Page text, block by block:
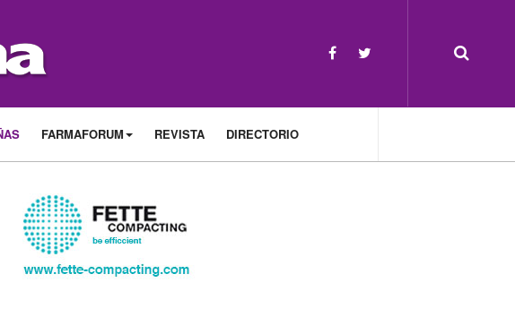
FARMAFORUM REVISTA DIRECTORIO